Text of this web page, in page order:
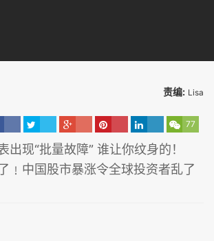
责编: Lisa
77
出现“批量故障” 谁让你纹身的！
﹗中国股市暴涨令全球投资者乱了